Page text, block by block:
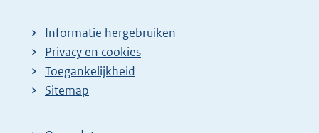
Informatie hergebruiken
Privacy en cookies
Toegankelijkheid
Sitemap